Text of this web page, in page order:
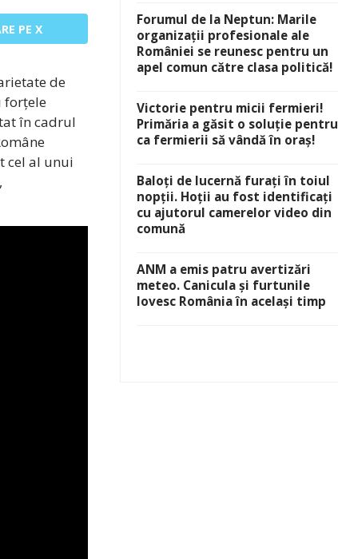
PE X
de
forțele
în cadrul
cel al unui
Forumul de la Neptun: Marile
organizații profesionale ale
României se reunesc pentru un
apel comun către clasa politică!
Victorie pentru micii fermieri!
Primăria a găsit o soluție pentru
ca fermierii să vândă în oraș!
Baloți de lucernă furați în toiul
nopții. Hoții au fost identificați
cu ajutorul camerelor video din
comună
ANM a emis patru avertizări
meteo. Canicula și furtunile
lovesc România în același timp